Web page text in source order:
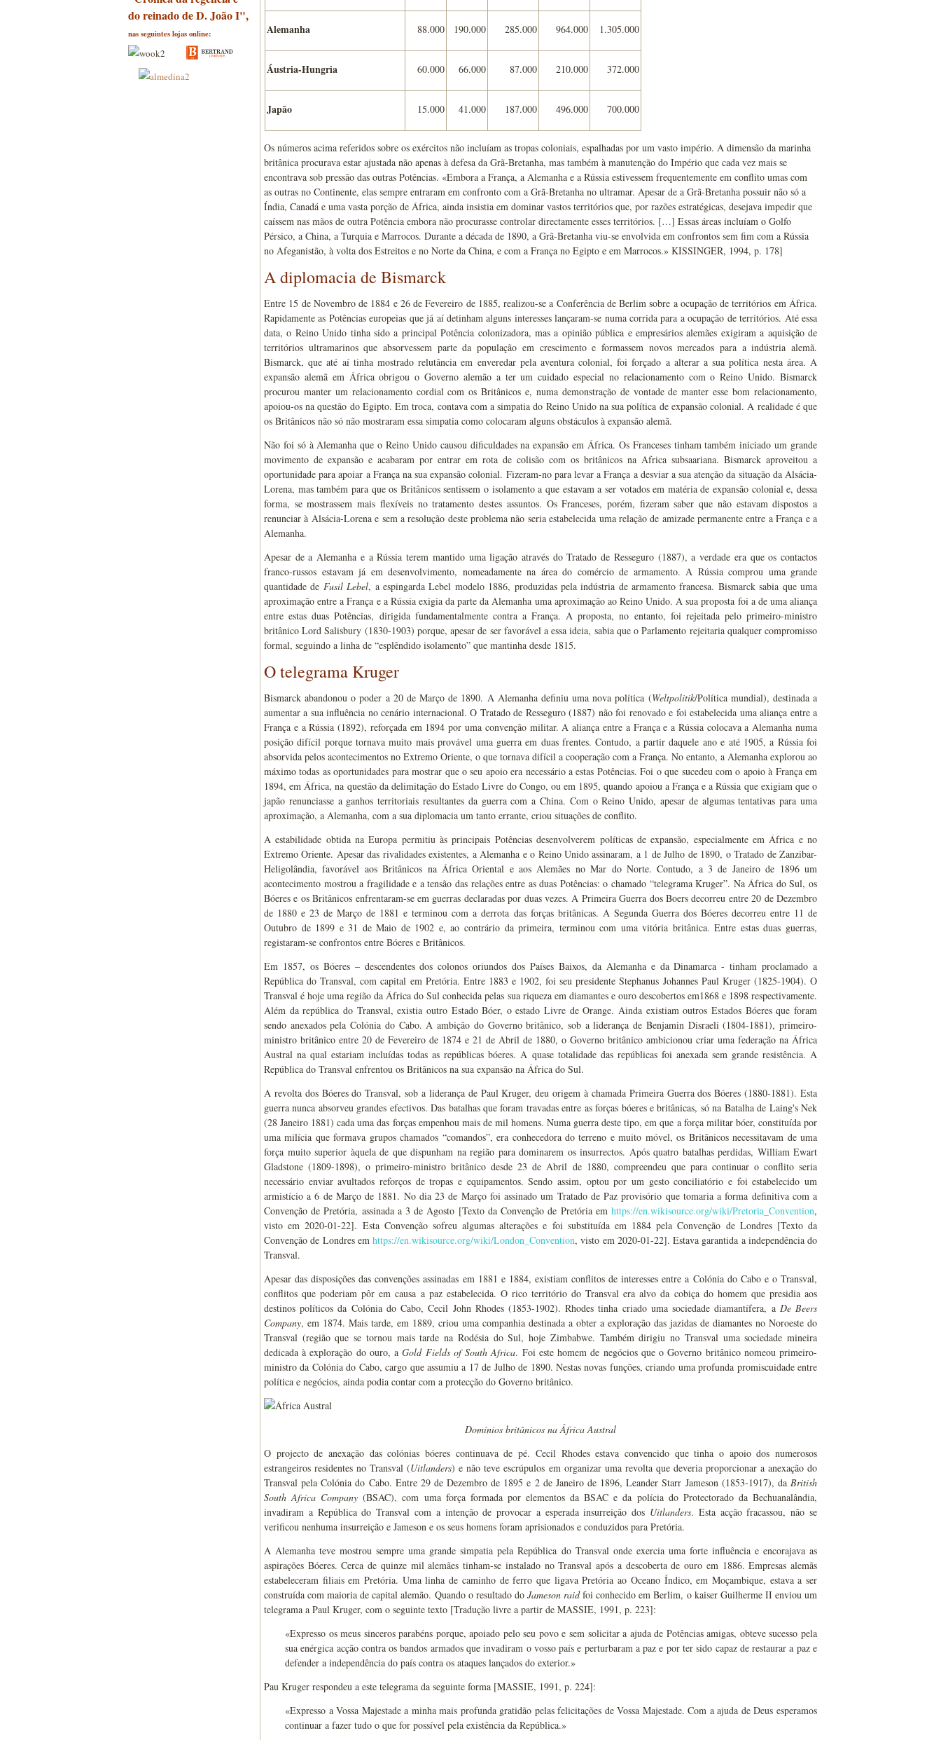
do reinado de D. João I",
nas seguintes lojas online: Alemanha 88.000 190.000 285.000 964.000 1.305.000
Áustria-Hungria 60.000 66.000 87.000 210.000 372.000
Japão 15.000 41.000 187.000 496.000 700.000
Os números acima referidos sobre os exércitos não incluíam as tropas coloniais, espalhadas por um vasto império. A dimensão da marinha
britânica procurava estar ajustada não apenas à defesa da Grã-Bretanha, mas também à manutenção do Império que cada vez mais se
encontrava sob pressão das outras Potências. «Embora a França, a Alemanha e a Rússia estivessem frequentemente em conflito umas com
as outras no Continente, elas sempre entraram em confronto com a Grã-Bretanha no ultramar. Apesar de a Grã-Bretanha possuir não só a
Índia, Canadá e uma vasta porção de África, ainda insistia em dominar vastos territórios que, por razões estratégicas, desejava impedir que
caíssem nas mãos de outra Potência embora não procurasse controlar directamente esses territórios. […] Essas áreas incluíam o Golfo
Pérsico, a China, a Turquia e Marrocos. Durante a década de 1890, a Grã-Bretanha viu-se envolvida em confrontos sem fim com a Rússia
no Afeganistão, à volta dos Estreitos e no Norte da China, e com a França no Egipto e em Marrocos.» KISSINGER, 1994, p. 178]
A diplomacia de Bismarck
Entre 15 de Novembro de 1884 e 26 de Fevereiro de 1885, realizou-se a Conferência de Berlim sobre a ocupação de territórios em África.
Rapidamente as Potências europeias que já aí detinham alguns interesses lançaram-se numa corrida para a ocupação de territórios. Até essa
data, o Reino Unido tinha sido a principal Potência colonizadora, mas a opinião pública e empresários alemães exigiram a aquisição de
territórios ultramarinos que absorvessem parte da população em crescimento e formassem novos mercados para a indústria alemã.
Bismarck, que até aí tinha mostrado relutância em enveredar pela aventura colonial, foi forçado a alterar a sua política nesta área. A
expansão alemã em África obrigou o Governo alemão a ter um cuidado especial no relacionamento com o Reino Unido. Bismarck
procurou manter um relacionamento cordial com os Britânicos e, numa demonstração de vontade de manter esse bom relacionamento,
apoiou-os na questão do Egipto. Em troca, contava com a simpatia do Reino Unido na sua política de expansão colonial. A realidade é que
os Britânicos não só não mostraram essa simpatia como colocaram alguns obstáculos à expansão alemã.
Não foi só à Alemanha que o Reino Unido causou dificuldades na expansão em África. Os Franceses tinham também iniciado um grande
movimento de expansão e acabaram por entrar em rota de colisão com os britânicos na Africa subsaariana. Bismarck aproveitou a
oportunidade para apoiar a França na sua expansão colonial. Fizeram-no para levar a França a desviar a sua atenção da situação da Alsácia-
Lorena, mas também para que os Britânicos sentissem o isolamento a que estavam a ser votados em matéria de expansão colonial e, dessa
forma, se mostrassem mais flexíveis no tratamento destes assuntos. Os Franceses, porém, fizeram saber que não estavam dispostos a
renunciar à Alsácia-Lorena e sem a resolução deste problema não seria estabelecida uma relação de amizade permanente entre a França e a
Alemanha.
Apesar de a Alemanha e a Rússia terem mantido uma ligação através do Tratado de Resseguro (1887), a verdade era que os contactos
franco-russos estavam já em desenvolvimento, nomeadamente na área do comércio de armamento. A Rússia comprou uma grande
quantidade de Fusil Lebel, a espingarda Lebel modelo 1886, produzidas pela indústria de armamento francesa. Bismarck sabia que uma
aproximação entre a França e a Rússia exigia da parte da Alemanha uma aproximação ao Reino Unido. A sua proposta foi a de uma aliança
entre estas duas Potências, dirigida fundamentalmente contra a França. A proposta, no entanto, foi rejeitada pelo primeiro-ministro
britânico Lord Salisbury (1830-1903) porque, apesar de ser favorável a essa ideia, sabia que o Parlamento rejeitaria qualquer compromisso
formal, seguindo a linha de “esplêndido isolamento” que mantinha desde 1815.
O telegrama Kruger
Bismarck abandonou o poder a 20 de Março de 1890. A Alemanha definiu uma nova política (Weltpolitik/Política mundial), destinada a
aumentar a sua influência no cenário internacional. O Tratado de Resseguro (1887) não foi renovado e foi estabelecida uma aliança entre a
França e a Rússia (1892), reforçada em 1894 por uma convenção militar. A aliança entre a França e a Rússia colocava a Alemanha numa
posição difícil porque tornava muito mais provável uma guerra em duas frentes. Contudo, a partir daquele ano e até 1905, a Rússia foi
absorvida pelos acontecimentos no Extremo Oriente, o que tornava difícil a cooperação com a França. No entanto, a Alemanha explorou ao
máximo todas as oportunidades para mostrar que o seu apoio era necessário a estas Potências. Foi o que sucedeu com o apoio à França em
1894, em África, na questão da delimitação do Estado Livre do Congo, ou em 1895, quando apoiou a França e a Rússia que exigiam que o
japão renunciasse a ganhos territoriais resultantes da guerra com a China. Com o Reino Unido, apesar de algumas tentativas para uma
aproximação, a Alemanha, com a sua diplomacia um tanto errante, criou situações de conflito.
A estabilidade obtida na Europa permitiu às principais Potências desenvolverem políticas de expansão, especialmente em África e no
Extremo Oriente. Apesar das rivalidades existentes, a Alemanha e o Reino Unido assinaram, a 1 de Julho de 1890, o Tratado de Zanzibar-
Heligolândia, favorável aos Britânicos na África Oriental e aos Alemães no Mar do Norte. Contudo, a 3 de Janeiro de 1896 um
acontecimento mostrou a fragilidade e a tensão das relações entre as duas Potências: o chamado “telegrama Kruger”. Na África do Sul, os
Bóeres e os Britânicos enfrentaram-se em guerras declaradas por duas vezes. A Primeira Guerra dos Boers decorreu entre 20 de Dezembro
de 1880 e 23 de Março de 1881 e terminou com a derrota das forças britânicas. A Segunda Guerra dos Bóeres decorreu entre 11 de
Outubro de 1899 e 31 de Maio de 1902 e, ao contrário da primeira, terminou com uma vitória britânica. Entre estas duas guerras,
registaram-se confrontos entre Bóeres e Britânicos.
Em 1857, os Bóeres – descendentes dos colonos oriundos dos Países Baixos, da Alemanha e da Dinamarca - tinham proclamado a
República do Transval, com capital em Pretória. Entre 1883 e 1902, foi seu presidente Stephanus Johannes Paul Kruger (1825-1904). O
Transval é hoje uma região da África do Sul conhecida pelas sua riqueza em diamantes e ouro descobertos em1868 e 1898 respectivamente.
Além da república do Transval, existia outro Estado Bóer, o estado Livre de Orange. Ainda existiam outros Estados Bóeres que foram
sendo anexados pela Colónia do Cabo. A ambição do Governo britânico, sob a liderança de Benjamin Disraeli (1804-1881), primeiro-
ministro britânico entre 20 de Fevereiro de 1874 e 21 de Abril de 1880, o Governo britânico ambicionou criar uma federação na África
Austral na qual estariam incluídas todas as repúblicas bóeres. A quase totalidade das repúblicas foi anexada sem grande resistência. A
República do Transval enfrentou os Britânicos na sua expansão na África do Sul.
A revolta dos Bóeres do Transval, sob a liderança de Paul Kruger, deu origem à chamada Primeira Guerra dos Bóeres (1880-1881). Esta
guerra nunca absorveu grandes efectivos. Das batalhas que foram travadas entre as forças bóeres e britânicas, só na Batalha de Laing's Nek
(28 Janeiro 1881) cada uma das forças empenhou mais de mil homens. Numa guerra deste tipo, em que a força militar bóer, constituída por
uma milícia que formava grupos chamados “comandos”, era conhecedora do terreno e muito móvel, os Britânicos necessitavam de uma
força muito superior àquela de que dispunham na região para dominarem os insurrectos. Após quatro batalhas perdidas, William Ewart
Gladstone (1809-1898), o primeiro-ministro britânico desde 23 de Abril de 1880, compreendeu que para continuar o conflito seria
necessário enviar avultados reforços de tropas e equipamentos. Sendo assim, optou por um gesto conciliatório e foi estabelecido um
armistício a 6 de Março de 1881. No dia 23 de Março foi assinado um Tratado de Paz provisório que tomaria a forma definitiva com a
Convenção de Pretória, assinada a 3 de Agosto [Texto da Convenção de Pretória em https://en.wikisource.org/wiki/Pretoria_Convention,
visto em 2020-01-22]. Esta Convenção sofreu algumas alterações e foi substituída em 1884 pela Convenção de Londres [Texto da
Convenção de Londres em https://en.wikisource.org/wiki/London_Convention, visto em 2020-01-22]. Estava garantida a independência do
Transval.
Apesar das disposições das convenções assinadas em 1881 e 1884, existiam conflitos de interesses entre a Colónia do Cabo e o Transval,
conflitos que poderiam pôr em causa a paz estabelecida. O rico território do Transval era alvo da cobiça do homem que presidia aos
destinos políticos da Colónia do Cabo, Cecil John Rhodes (1853-1902). Rhodes tinha criado uma sociedade diamantífera, a De Beers
Company, em 1874. Mais tarde, em 1889, criou uma companhia destinada a obter a exploração das jazidas de diamantes no Noroeste do
Transval (região que se tornou mais tarde na Rodésia do Sul, hoje Zimbabwe. Também dirigiu no Transval uma sociedade mineira
dedicada à exploração do ouro, aGold Fields of South Africa. Foi este homem de negócios que o Governo britânico nomeou primeiro-
ministro da Colónia do Cabo, cargo que assumiu a 17 de Julho de 1890. Nestas novas funções, criando uma profunda promiscuidade entre
política e negócios, ainda podia contar com a protecção do Governo britânico.
Domínios britânicos na África Austral
O projecto de anexação das colónias bóeres continuava de pé. Cecil Rhodes estava convencido que tinha o apoio dos numerosos
estrangeiros residentes no Transval (Uitlanders) e não teve escrúpulos em organizar uma revolta que deveria proporcionar a anexação do
Transval pela Colónia do Cabo. Entre 29 de Dezembro de 1895 e 2 de Janeiro de 1896, Leander Starr Jameson (1853-1917), da British
South Africa Company (BSAC), com uma força formada por elementos da BSAC e da polícia do Protectorado da Bechuanalândia,
invadiram a República do Transval com a intenção de provocar a esperada insurreição dos Uitlanders. Esta acção fracassou, não se
verificou nenhuma insurreição e Jameson e os seus homens foram aprisionados e conduzidos para Pretória.
A Alemanha teve mostrou sempre uma grande simpatia pela República do Transval onde exercia uma forte influência e encorajava as
aspirações Bóeres. Cerca de quinze mil alemães tinham-se instalado no Transval após a descoberta de ouro em 1886. Empresas alemãs
estabeleceram filiais em Pretória. Uma linha de caminho de ferro que ligava Pretória ao Oceano Índico, em Moçambique, estava a ser
construída com maioria de capital alemão. Quando o resultado do Jameson raidfoi conhecido em Berlim, o kaiser Guilherme II enviou um
telegrama a Paul Kruger, com o seguinte texto [Tradução livre a partir de MASSIE, 1991, p. 223]:
«Expresso os meus sinceros parabéns porque, apoiado pelo seu povo e sem solicitar a ajuda de Potências amigas, obteve sucesso pela
sua enérgica acção contra os bandos armados que invadiram o vosso país e perturbaram a paz e por ter sido capaz de restaurar a paz e
defender a independência do país contra os ataques lançados do exterior.»
Pau Kruger respondeu a este telegrama da seguinte forma [MASSIE, 1991, p. 224]:
«Expresso a Vossa Majestade a minha mais profunda gratidão pelas felicitações de Vossa Majestade. Com a ajuda de Deus esperamos
continuar a fazer tudo o que for possível pela existência da República.»